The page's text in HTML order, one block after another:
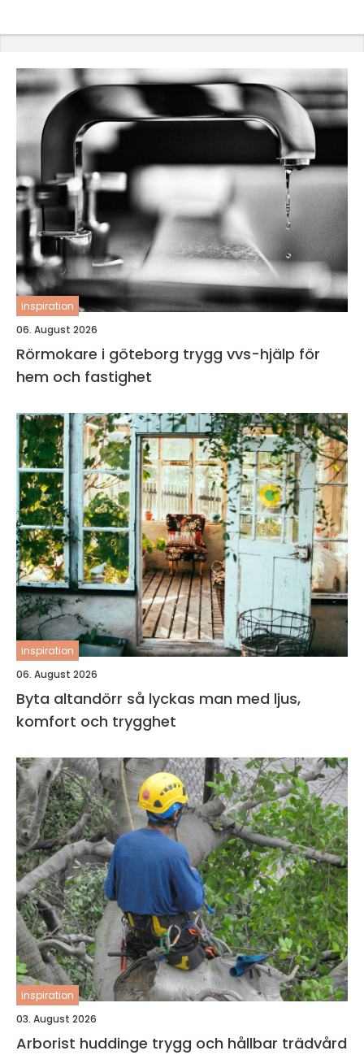
inspiration
06. August 2026
Rörmokare i göteborg trygg vvs-hjälp för
hem och fastighet
inspiration
06. August 2026
Byta altandörr så lyckas man med ljus,
komfort och trygghet
inspiration
03. August 2026
Arborist huddinge trygg och hållbar trädvård